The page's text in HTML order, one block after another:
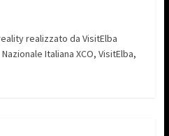
realizzato da VisitElba
Italiana XCO, VisitElba,